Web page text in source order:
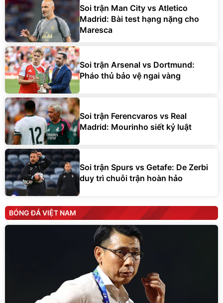
Soi trận Man City vs Atletico
Madrid: Bài test hạng nặng cho
Maresca
Soi trận Arsenal vs Dortmund:
Pháo thủ bảo vệ ngai vàng
Soi trận Ferencvaros vs Real
Madrid: Mourinho siết kỷ luật
Soi trận Spurs vs Getafe: De Zerbi
duy trì chuỗi trận hoàn hảo
BÓNG ĐÁ VIỆT NAM